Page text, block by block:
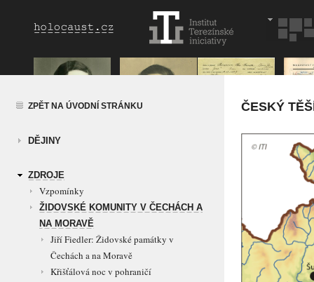
ZPĚT NA ÚVODNÍ STRÁNKU
DĚJINY
ZDROJE
Vzpomínky
ŽIDOVSKÉ KOMUNITY V ČECHÁCH A
NA MORAVĚ
Jiří Fiedler: Židovské památky v
Čechách a na Moravě
Křišťálová noc v pohraničí
ČESKÝ